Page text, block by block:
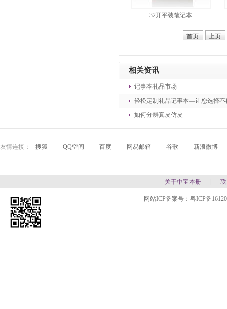
32开平装笔记本
首页 上页
相关资讯
记事本礼品市场
轻松定制礼品记事本—让您选择不
如何分辨真皮仿皮
友情连接： 搜狐 QQ空间 百度 网易邮箱 谷歌 新浪微博
关于中宝本册
网站ICP备案号： 粤ICP备